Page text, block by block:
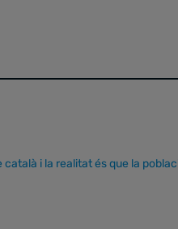
i la realitat és que la